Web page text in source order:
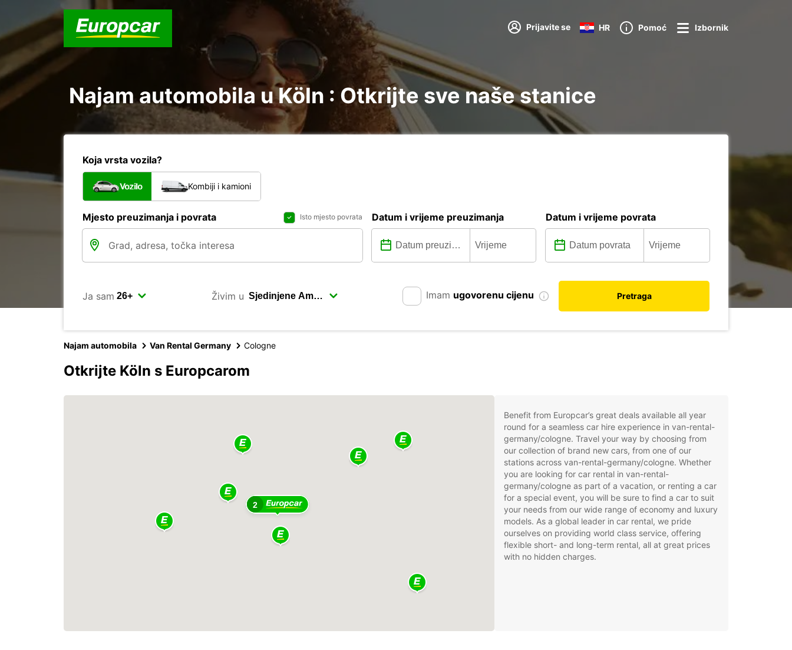
Prijavite se HR Pomoć Izbornik
Najam automobila u Köln : Otkrijte sve naše stanice
Koja vrsta vozila?
Vozilo Kombiji i kamioni
Mjesto preuzimanja i povrata Isto mjesto povrata Datum i vrijeme preuzimanja Datum i vrijeme povrata
Ja sam Živim u Imam ugovorenu cijenu Pretraga
Najam automobila Van Rental Germany Cologne
Otkrijte Köln s Europcarom
2
Benefit from Europcar’s great deals available all year
round for a seamless car hire experience in van-rental-
germany/cologne. Travel your way by choosing from
our collection of brand new cars, from one of our
stations across van-rental-germany/cologne. Whether
you are looking for car rental in van-rental-
germany/cologne as part of a vacation, or renting a car
for a special event, you will be sure to find a car to suit
your needs from our wide range of economy and luxury
models. As a global leader in car rental, we pride
ourselves on providing world class service, offering
flexible short- and long-term rental, all at great prices
with no hidden charges.